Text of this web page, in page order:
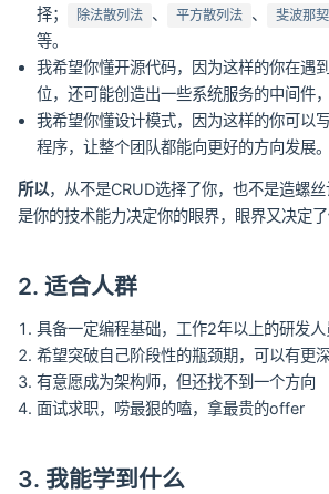
择；
除法散列法 、 平方散列法 、 斐波那
等。
我希望你懂开源代码，因为这样的你在遇
位，还可能创造出一些系统服务的中间件
我希望你懂设计模式，因为这样的你可以
程序，让整个团队都能向更好的方向发展。
所以，从不是CRUD选择了你，也不是造螺
是你的技术能力决定你的眼界，眼界又决定了
2. 适合人群
具备一定编程基础，工作2年以上的研发人
希望突破自己阶段性的瓶颈期，可以有更
有意愿成为架构师，但还找不到一个方向
面试求职，唠最狠的嗑，拿最贵的offer
3. 我能学到什么